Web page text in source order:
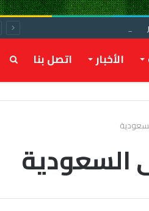
الأخبار اتصل بنا بحث
عن
السعودية